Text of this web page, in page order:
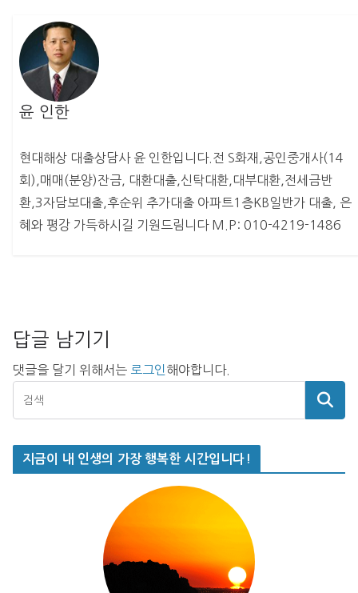
윤 인한
현대해상 대출상담사 윤 인한입니다.전 S화재,공인중개사(14
회),매매(분양)잔금, 대환대출,신탁대환,대부대환,전세금반
환,3자담보대출,후순위 추가대출 아파트1층KB일반가 대출, 은
혜와 평강 가득하시길 기원드림니다 M.P: 010-4219-1486
답글 남기기
댓글을 달기 위해서는 로그인 해야합니다.
지금이 내 인생의 가장 행복한 시간입니다!